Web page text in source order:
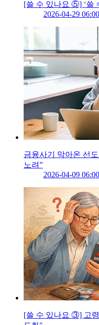
[쓸 수 있나요 ⑤] ‘쓸
2026-04-29 06:00
금융사기 막아온 선
노려”
2026-04-09 06:00
[쓸 수 있나요 ③] 고